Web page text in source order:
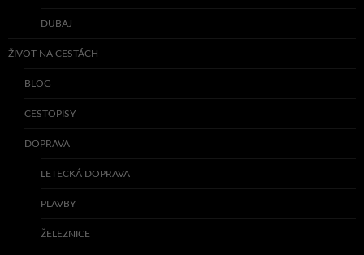
DUBAJ
ŽIVOT NA CESTÁCH
BLOG
CESTOPISY
DOPRAVA
LETECKÁ DOPRAVA
PLAVBY
ŽELEZNICE